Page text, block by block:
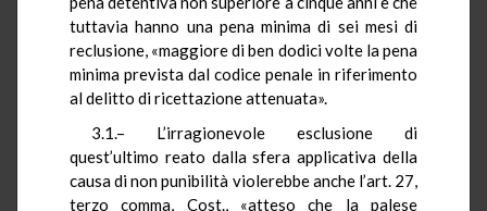
tuttavia hanno una pena minima di sei mesi di
reclusione, «maggiore di ben dodici volte la pena
minima prevista dal codice penale in riferimento
al delitto di ricettazione attenuata».
3.1.– L’irragionevole esclusione di
quest’ultimo reato dalla sfera applicativa della
causa di non punibilità violerebbe anche l’art. 27,
terzo comma, Cost., «atteso che la palese